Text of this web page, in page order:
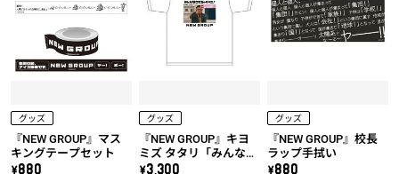
グッズ
『NEW GROUP』マス
キングテープセット
\880
グッズ
『NEW GROUP』キヨ
ミズ タタリ「みんな騙
されちゃダメだ！」T
\3,300
グッズ
『NEW GROUP』校長
ラップ手拭い
\880